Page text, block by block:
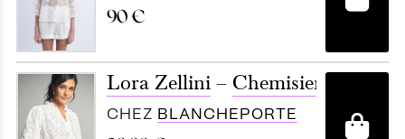
90 €
Lora Zellini– Chemisier en
CHEZ BLANCHEPORTE